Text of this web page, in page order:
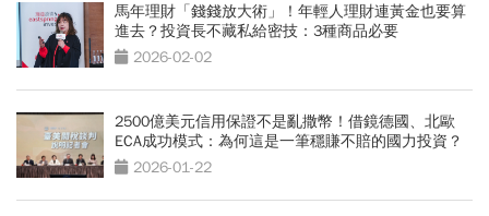
馬年理財「錢錢放大術」！年輕人理財連黃金也要算
進去？投資長不藏私給密技：3種商品必要
2026-02-02
2500億美元信用保證不是亂撒幣！借鏡德國、北歐
ECA成功模式：為何這是一筆穩賺不賠的國力投資？
2026-01-22